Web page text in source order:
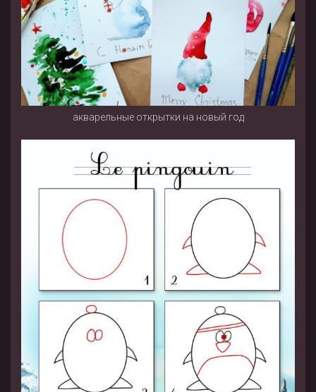
акварельные открытки на новый год